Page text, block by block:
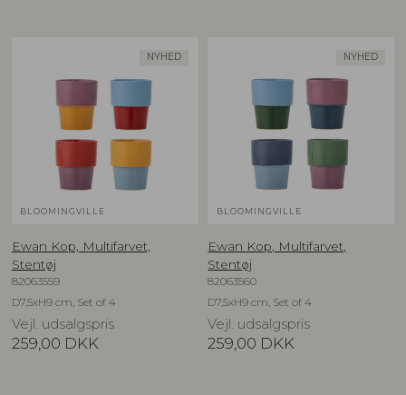
NYHED
BLOOMINGVILLE
Ewan Kop, Multifarvet,
Stentøj
82063559
D7,5xH9 cm, Set of 4
Vejl. udsalgspris
259,00 DKK
NYHED
BLOOMINGVILLE
Ewan Kop, Multifarvet,
Stentøj
82063560
D7,5xH9 cm, Set of 4
Vejl. udsalgspris
259,00 DKK